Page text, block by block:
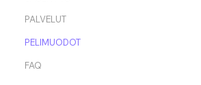
PALVELUT
PELIMUODOT
FAQ